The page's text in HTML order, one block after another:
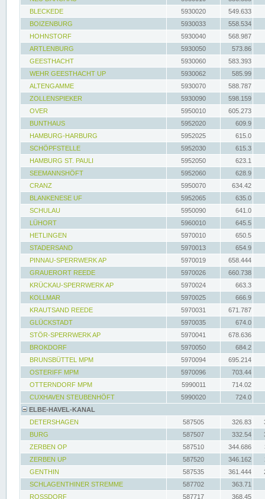
BLECKEDE
5930020
549.633
BOIZENBURG
5930033
558.534
HOHNSTORF
5930040
568.987
ARTLENBURG
5930050
573.86
GEESTHACHT
5930060
583.393
WEHR GEESTHACHT UP
5930062
585.99
ALTENGAMME
5930070
588.787
ZOLLENSPIEKER
5930090
598.159
OVER
5950010
605.273
BUNTHAUS
5952020
609.9
HAMBURG-HARBURG
5952025
615.0
SCHÖPFSTELLE
5952030
615.3
HAMBURG ST. PAULI
5952050
623.1
SEEMANNSHÖFT
5952060
628.9
CRANZ
5950070
634.42
BLANKENESE UF
5952065
635.0
SCHULAU
5950090
641.0
LÜHORT
5960010
645.5
HETLINGEN
5970010
650.5
STADERSAND
5970013
654.9
PINNAU-SPERRWERK AP
5970019
658.444
GRAUERORT REEDE
5970026
660.738
KRÜCKAU-SPERRWERK AP
5970024
663.3
KOLLMAR
5970025
666.9
KRAUTSAND REEDE
5970031
671.787
GLÜCKSTADT
5970035
674.0
STÖR-SPERRWERK AP
5970041
678.636
BROKDORF
5970050
684.2
BRUNSBÜTTEL MPM
5970094
695.214
OSTERIFF MPM
5970096
703.44
OTTERNDORF MPM
5990011
714.02
CUXHAVEN STEUBENHÖFT
5990020
724.0
ELBE-HAVEL-KANAL
DETERSHAGEN
587505 326.83
BURG
587507 332.54
ZERBEN OP
587510 344.686
ZERBEN UP
587520 346.162
GENTHIN
587535 361.444
SCHLAGENTHINER STREMME
587702
363.71
ROSSDORF
587717 368.45